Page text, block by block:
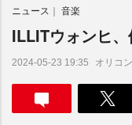
ニュース 音楽
ILLITウォンヒ
2024-05-23 19:35 オリコ